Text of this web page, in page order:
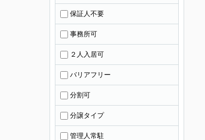
保証人不要
事務所可
２人入居可
バリアフリー
分割可
分譲タイプ
管理人常駐